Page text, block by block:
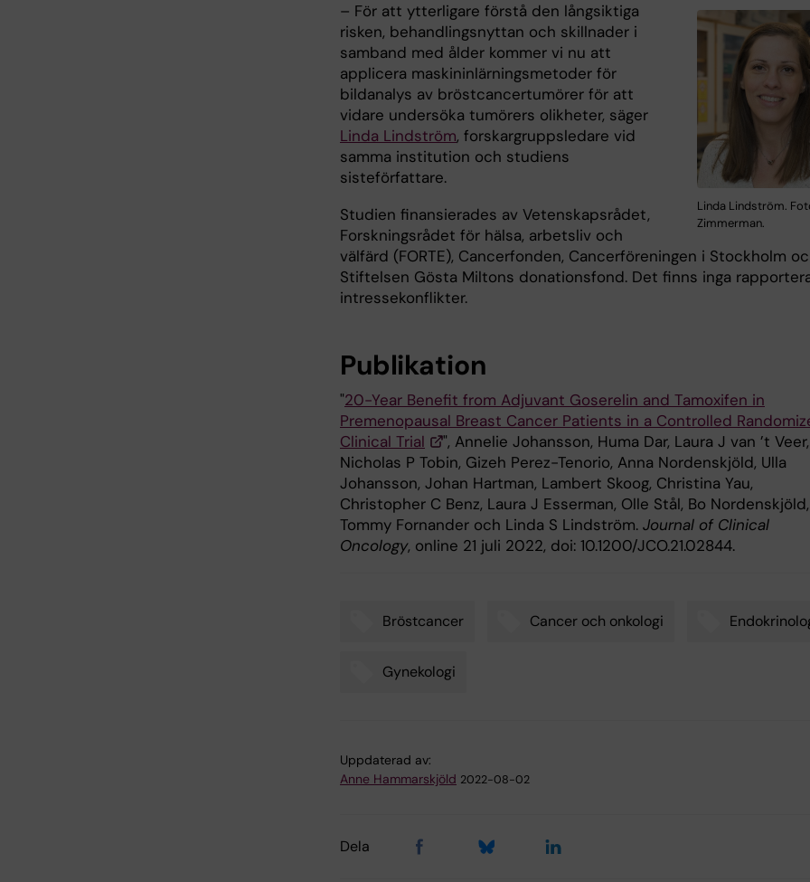
Linda Lindström.
Zimmerman.
– För att ytterligare förstå den långsiktiga
risken, behandlingsnyttan och skillnader i
samband med ålder kommer vi nu att
applicera maskininlärningsmetoder för
bildanalys av bröstcancertumörer för att
vidare undersöka tumörers olikheter, säger
Linda Lindström, forskargruppsledare vid
samma institution och studiens
sisteförfattare.
Studien finansierades av Vetenskapsrådet,
Forskningsrådet för hälsa, arbetsliv och
välfärd (FORTE), Cancerfonden, Cancerföreningen i Stockholm
Stiftelsen Gösta Miltons donationsfond. Det finns inga
intressekonflikter.
Publikation
"20-Year Benefit from Adjuvant Goserelin and Tamoxifen in
Premenopausal Breast Cancer Patients in a Controlled
Clinical Trial
", Annelie Johansson, Huma Dar, Laura J van ’t Veer,
Nicholas P Tobin, Gizeh Perez-Tenorio, Anna Nordenskjöld, Ulla
Johansson, Johan Hartman, Lambert Skoog, Christina Yau,
Christopher C Benz, Laura J Esserman, Olle Stål, Bo Nordenskjöld,
Tommy Fornander och Linda S Lindström. Journal of Clinical
Oncology, online 21 juli 2022, doi: 10.1200/JCO.21.02844.
Bröstcancer Cancer och onkologi
Gynekologi
Uppdaterad av:
Anne Hammarskjöld 2022-08-02
Dela